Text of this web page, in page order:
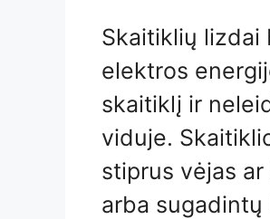
Skaitiklių lizdai
elektros
skaitiklį ir
viduje.
stiprus vėjas
arba